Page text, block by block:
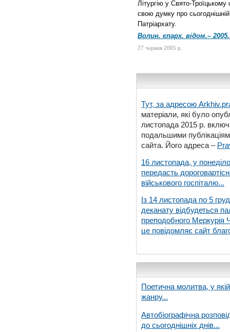
Літургію у Свято-
свою думку про сьогоднішній
Патріархату.
Волин. єпарх. відом.–
27 червня 2005 р.
Тут, за адресою
матеріали, які було
листопада 2015 р.
подальшими
сайта. Його адреса –
16 листопада, у
передасть
військового госпіталю...
Із 14 листопада по 5
деканату відбудеться
преподобного Меркурія
це повідомляє сайт
Поетична молитва, у
жанру...
Автобіографічна
до сьогоднішніх днів...